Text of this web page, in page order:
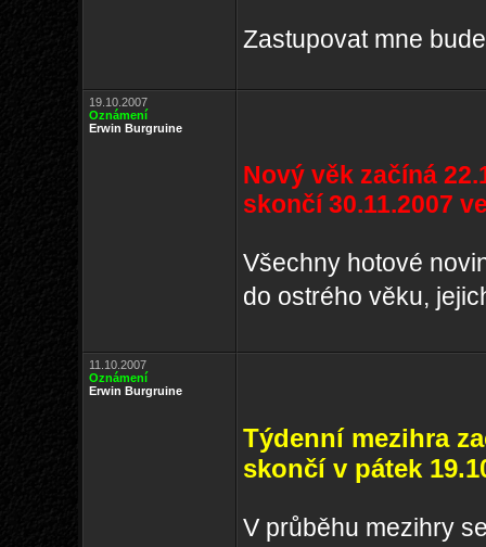
Zastupovat mne
19.10.2007
Oznámení
Erwin Burgruine
Nový věk začíná
skončí 30.11.2007
Všechny hotové
do ostrého věku,
11.10.2007
Oznámení
Erwin Burgruine
Týdenní mezihra
skončí v pátek
V průběhu mezihry